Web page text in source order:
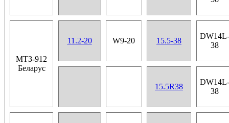
МТЗ-912
Беларус
11.2-20 W9-20 15.5-38
DW14L-
38
15.5R38
DW14L-
38